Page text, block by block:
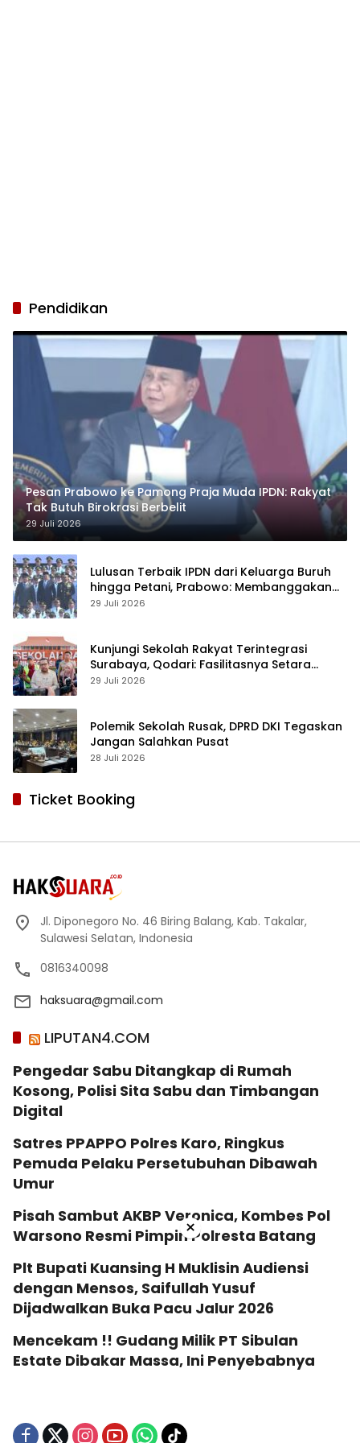
Pendidikan
Pesan Prabowo ke Pamong Praja Muda IPDN: Rakyat
Tak Butuh Birokrasi Berbelit
29 Juli 2026
Lulusan Terbaik IPDN dari Keluarga Buruh
hingga Petani, Prabowo: Membanggakan
Hati Saya
29 Juli 2026
Kunjungi Sekolah Rakyat Terintegrasi
Surabaya, Qodari: Fasilitasnya Setara
Sekolah Swasta Terbaik
29 Juli 2026
Polemik Sekolah Rusak, DPRD DKI Tegaskan
Jangan Salahkan Pusat
28 Juli 2026
Ticket Booking
Jl. Diponegoro No. 46 Biring Balang, Kab. Takalar,
Sulawesi Selatan, Indonesia
0816340098
haksuara@gmail.com
LIPUTAN4.COM
Pengedar Sabu Ditangkap di Rumah
Kosong, Polisi Sita Sabu dan Timbangan
Digital
Satres PPAPPO Polres Karo, Ringkus
Pemuda Pelaku Persetubuhan Dibawah
Umur
Pisah Sambut AKBP Veronica, Kombes Pol
Warsono Resmi Pimpin Polresta Batang
Plt Bupati Kuansing H Muklisin Audiensi
dengan Mensos, Saifullah Yusuf
Dijadwalkan Buka Pacu Jalur 2026
Mencekam !! Gudang Milik PT Sibulan
Estate Dibakar Massa, Ini Penyebabnya
×